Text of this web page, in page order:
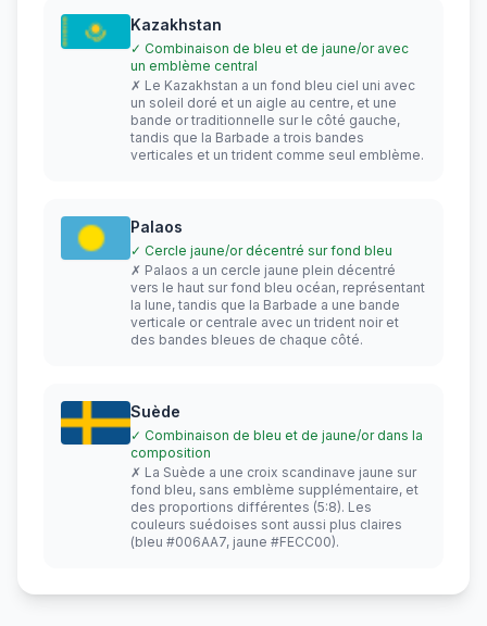
Kazakhstan
✓ Combinaison de bleu et de jaune/or avec
un emblème central
✗ Le Kazakhstan a un fond bleu ciel uni avec
un soleil doré et un aigle au centre, et une
bande or traditionnelle sur le côté gauche,
tandis que la Barbade a trois bandes
verticales et un trident comme seul emblème.
Palaos
✓ Cercle jaune/or décentré sur fond bleu
✗ Palaos a un cercle jaune plein décentré
vers le haut sur fond bleu océan, représentant
la lune, tandis que la Barbade a une bande
verticale or centrale avec un trident noir et
des bandes bleues de chaque côté.
Suède
✓ Combinaison de bleu et de jaune/or dans la
composition
✗ La Suède a une croix scandinave jaune sur
fond bleu, sans emblème supplémentaire, et
des proportions différentes (5:8). Les
couleurs suédoises sont aussi plus claires
(bleu #006AA7, jaune #FECC00).